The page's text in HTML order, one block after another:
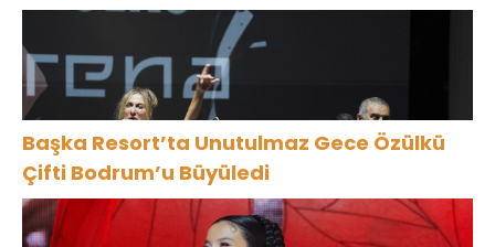
Başka Resort’ta Unutulmaz Gece Özülkü
Çifti Bodrum’u Büyüledi